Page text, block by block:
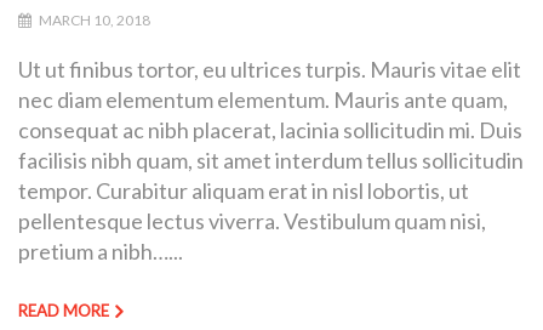
MARCH 10, 2018
Ut ut finibus tortor, eu ultrices turpis. Mauris vitae elit
nec diam elementum elementum. Mauris ante quam,
consequat ac nibh placerat, lacinia sollicitudin mi. Duis
facilisis nibh quam, sit amet interdum tellus sollicitudin
tempor. Curabitur aliquam erat in nisl lobortis, ut
pellentesque lectus viverra. Vestibulum quam nisi,
pretium a nibh…...
READ MORE